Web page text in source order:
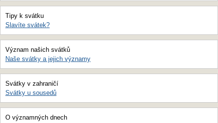
Tipy k svátku
Slavíte svátek?
Význam našich svátků
Naše svátky a jejich významy
Svátky v zahraničí
Svátky u sousedů
O významných dnech